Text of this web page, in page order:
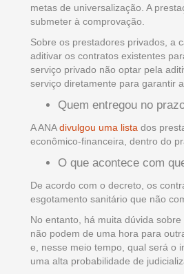
metas de universalização. A
submeter à comprovação.
Sobre os prestadores privados, a
aditivar os contratos existentes
serviço privado não optar pela
serviço diretamente para garantir
Quem entregou no
A ANAdivulgou uma lista dos
econômico-financeira, dentro do
O que acontece com
De acordo com o decreto, os
esgotamento sanitário que não
No entanto, há muita dúvida
não podem de uma hora para
e, nesse meio tempo, qual será o
uma alta probabilidade de